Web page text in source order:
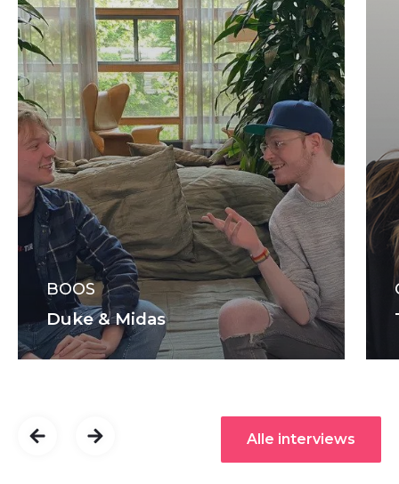
BOOS
Duke & Midas
Alle interviews